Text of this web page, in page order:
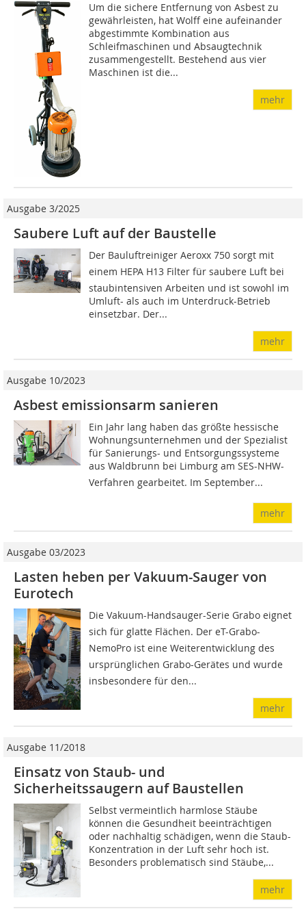
Um die sichere Entfernung von Asbest zu
gewährleisten, hat Wolff eine aufeinander
abgestimmte Kombination aus
Schleifmaschinen und Absaugtechnik
zusammengestellt. Bestehend aus vier
Maschinen ist die...
mehr
Ausgabe 3/2025
Saubere Luft auf der Baustelle
Der Bauluftreiniger Aeroxx 750 sorgt mit
einem HEPA H13 Filter für saubere Luft bei
staubintensiven Arbeiten und ist sowohl im
Umluft- als auch im Unterdruck-Betrieb
einsetzbar. Der...
mehr
Ausgabe 10/2023
Asbest emissionsarm sanieren
Ein Jahr lang haben das größte hessische
Wohnungsunternehmen und der Spezialist
für Sanierungs- und Entsorgungssysteme
aus Waldbrunn bei Limburg am SES-NHW-
Verfahren gearbeitet. Im September...
mehr
Ausgabe 03/2023
Lasten heben per Vakuum-Sauger von
Eurotech
Die Vakuum-Handsauger-Serie Grabo eignet
sich für glatte Flächen. Der eT-Grabo-
NemoPro ist eine Weiter­entwicklung des
ursprünglichen Grabo-Gerätes und wurde
insbesondere für den...
mehr
Ausgabe 11/2018
Einsatz von Staub- und
Sicherheitssaugern auf Baustellen
Selbst vermeintlich harmlose Stäube
können die Gesundheit beeinträchtigen
oder nachhaltig schädigen, wenn die Staub-
Konzentration in der Luft sehr hoch ist.
Besonders problematisch sind Stäube,...
mehr